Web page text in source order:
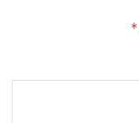
*